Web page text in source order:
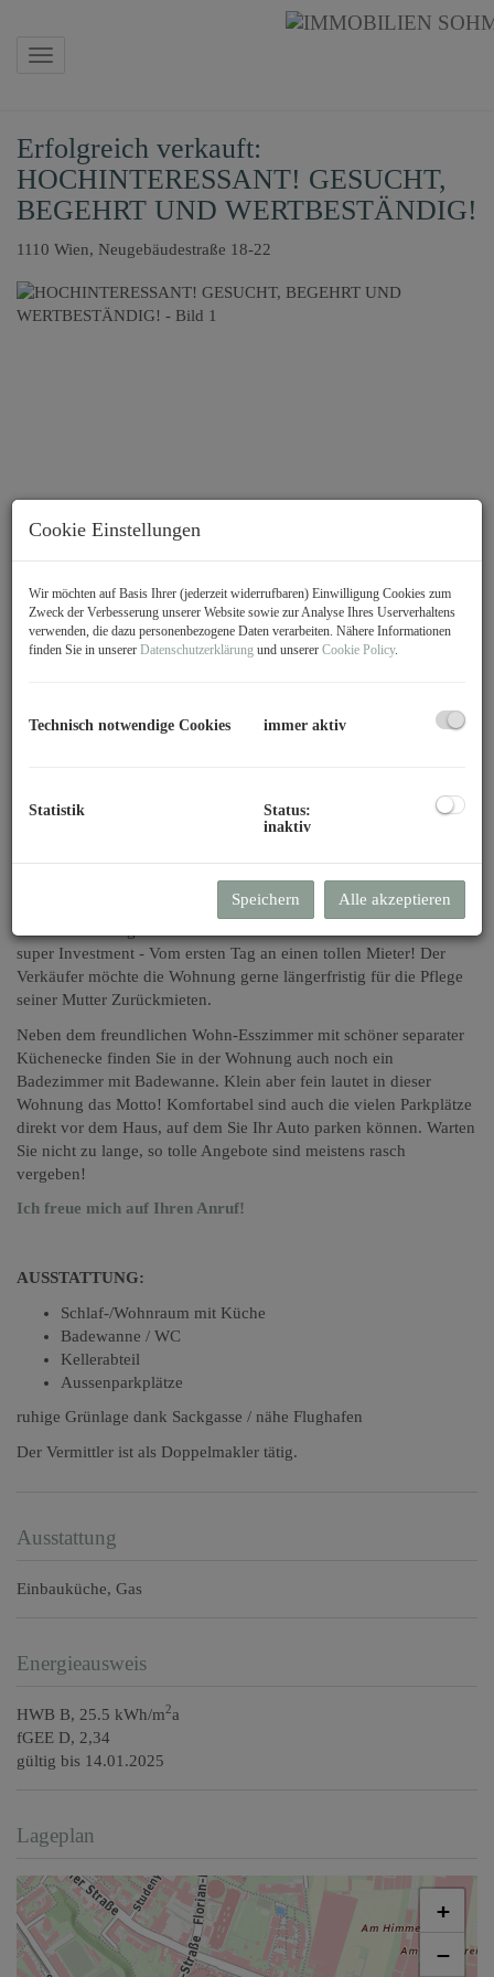
Navigation anzeigen
Erfolgreich verkauft:
HOCHINTERESSANT! GESUCHT,
BEGEHRT UND WERTBESTÄNDIG!
1110 Wien, Neugebäudestraße 18-22
Beschreibung
Es freut mich sehr, Ihnen eine gepflegte und preiswerte 1,5
super Investment - Vom ersten Tag an einen tollen Mieter! Der
Verkäufer möchte die Wohnung gerne längerfristig für die Pflege
seiner Mutter Zurückmieten.
Neben dem freundlichen Wohn-Esszimmer mit schöner separater
Küchenecke finden Sie in der Wohnung auch noch ein
Badezimmer mit Badewanne. Klein aber fein lautet in dieser
Wohnung das Motto! Komfortabel sind auch die vielen Parkplätze
direkt vor dem Haus, auf dem Sie Ihr Auto parken können. Warten
Sie nicht zu lange, so tolle Angebote sind meistens rasch
vergeben!
Ich freue mich auf Ihren Anruf!
AUSSTATTUNG:
Schlaf-/Wohnraum mit Küche
Badewanne / WC
Kellerabteil
Aussenparkplätze
ruhige Grünlage dank Sackgasse / nähe Flughafen
Der Vermittler ist als Doppelmakler tätig.
Ausstattung
Einbauküche Gas
Energieausweis
HWB B, 25.5 kWh/m2a
fGEE D, 2,34
gültig bis 14.01.2025
Lageplan
+
−
Cookie Einstellungen
Wir möchten auf Basis Ihrer (jederzeit widerrufbaren) Einwilligung Cookies zum
Zweck der Verbesserung unserer Website sowie zur Analyse Ihres Userverhaltens
verwenden, die dazu personenbezogene Daten verarbeiten. Nähere Informationen
finden Sie in unserer Datenschutzerklärung und unserer Cookie Policy.
Technisch notwendige Cookies immer aktiv
Statistik
Status:
inaktiv
Speichern Alle akzeptieren